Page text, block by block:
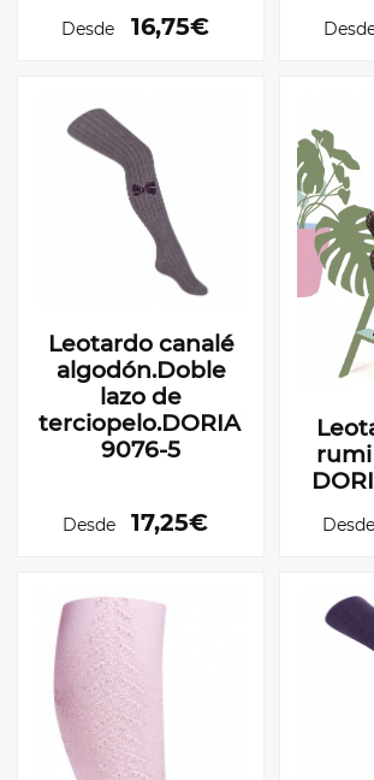
Desde 16,75€
Leotardo canalé
algodón.Doble
lazo de
terciopelo.DORIAN
9076-5
Desde 17,25€
rumi
Desde